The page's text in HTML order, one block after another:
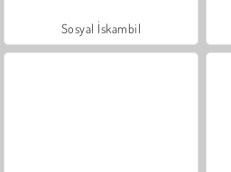
Sosyal İskambil